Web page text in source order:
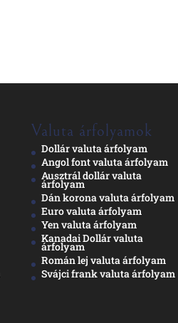
Valuta árfolyamok
Dollár valuta árfolyam
Angol font valuta árfolyam
Ausztrál dollár valuta
árfolyam
Dán korona valuta árfolyam
Euro valuta árfolyam
Yen valuta árfolyam
Kanadai Dollár valuta
árfolyam
Román lej valuta árfolyam
Svájci frank valuta árfolyam